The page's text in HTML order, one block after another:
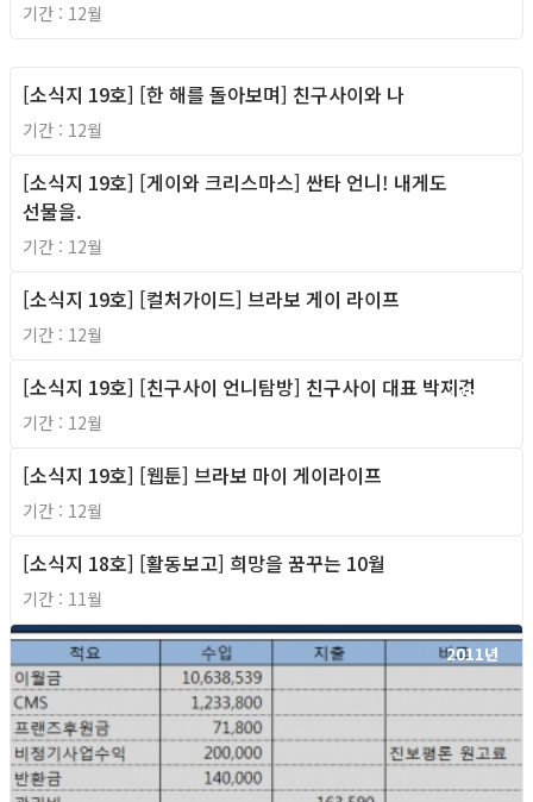
기간 : 12월
[소식지 19호] [한 해를 돌아보며] 친구사이와 나
기간 : 12월
[소식지 19호] [게이와 크리스마스] 싼타 언니! 내게도
선물을.
기간 : 12월
[소식지 19호] [컬처가이드] 브라보 게이 라이프
기간 : 12월
2011년
[소식지 19호] [친구사이 언니탐방] 친구사이 대표 박재경
기간 : 12월
[소식지 19호] [웹툰] 브라보 마이 게이라이프
기간 : 12월
[소식지 18호] [활동보고] 희망을 꿈꾸는 10월
기간 : 11월
2011년